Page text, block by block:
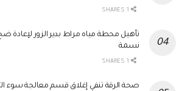
نسمة
صحة الرقة تنفي إغلاق قسم معالجة سوء